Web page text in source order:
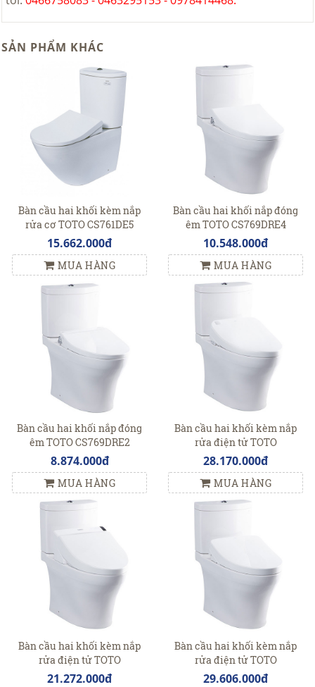
SẢN PHẨM KHÁC
Bàn cầu hai khối kèm nắp
rửa cơ TOTO CS761DE5
15.662.000đ
MUA HÀNG
Bàn cầu hai khối nắp đóng
êm TOTO CS769DRE4
10.548.000đ
MUA HÀNG
Bàn cầu hai khối nắp đóng
êm TOTO CS769DRE2
8.874.000đ
MUA HÀNG
Bàn cầu hai khối kèm nắp
rửa điện tử TOTO
CS769DRW4
28.170.000đ
MUA HÀNG
Bàn cầu hai khối kèm nắp
rửa điện tử TOTO
CS769DRW6
21.272.000đ
Bàn cầu hai khối kèm nắp
rửa điện tử TOTO
CS769DRW11
29.606.000đ